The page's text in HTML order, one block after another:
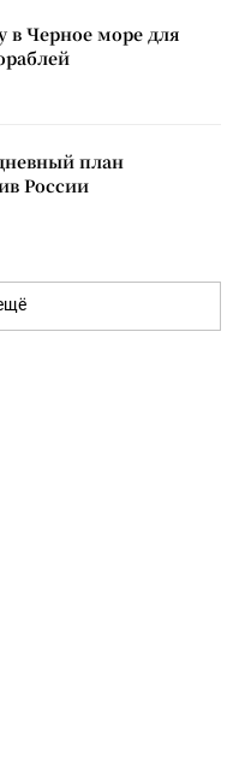
в Черное море для
план
России